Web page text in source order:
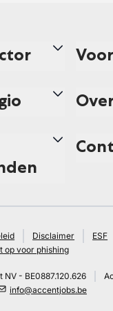
Disclaimer ESF
op voor phishing
- BE0887.120.626
info@accentjobs.be